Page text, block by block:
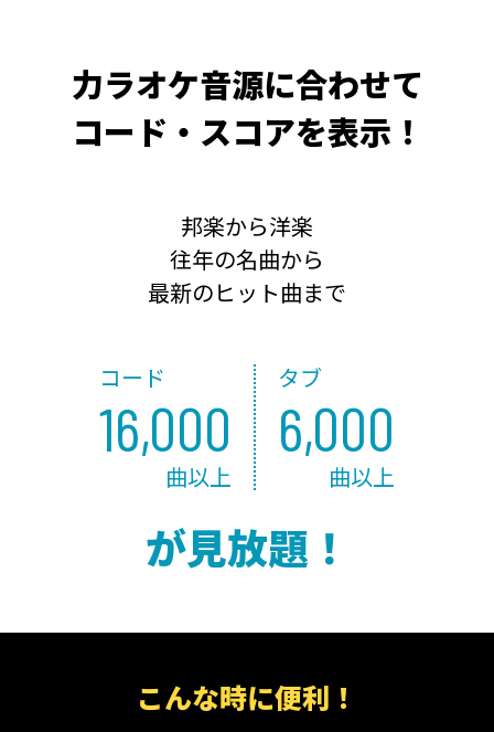
力ラオケ音源に合わせて
コード・スコアを表示！
邦楽から洋楽
往年の名曲から
最新のヒット曲まで
コード
16,000
曲以上
タブ
6,000
曲以上
が見放題！
こんな時に便利！